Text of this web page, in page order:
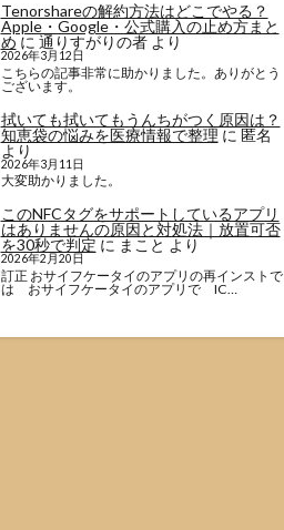
Tenorshareの解約方法はどこでやる？
Apple・Google・公式購入の止め方まと
め に 通りすがりの者より
2026年3月12日
こちらの記事非常に助かりました。ありがとう
ございます。
拭いても拭いてもうんちがつく原因は？
知恵袋の悩みを医療情報で整理 に 匿名
より
2026年3月11日
大変助かりました。
このNFCタグをサポートしているアプリ
はありませんの原因と対処法｜放置可否
を30秒で判定 に まこと より
2026年2月20日
訂正 おサイフケータイのアプリの再インストで
は おサイフケータイのアプリで IC…